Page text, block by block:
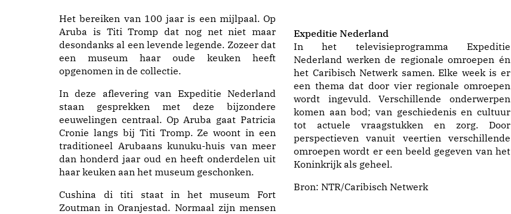
Het bereiken van 100 jaar is een mijlpaal. Op
Aruba is Titi Tromp dat nog net niet maar
desondanks al een levende legende. Zozeer dat
een museum haar oude keuken heeft
opgenomen in de collectie.
In deze aflevering van Expeditie Nederland
staan gesprekken met deze bijzondere
eeuwelingen centraal. Op Aruba gaat Patricia
Cronie langs bij Titi Tromp. Ze woont in een
traditioneel Arubaans kunuku-huis van meer
dan honderd jaar oud en heeft onderdelen uit
haar keuken aan het museum geschonken.
Cushina di titi staat in het museum Fort
Zoutman in Oranjestad. Normaal zijn mensen
Expeditie Nederland
In het televisieprogramma Expeditie
Nederland werken de regionale omroepen én
het Caribisch Netwerk samen. Elke week is er
een thema dat door vier regionale omroepen
wordt ingevuld. Verschillende onderwerpen
komen aan bod; van geschiedenis en cultuur
tot actuele vraagstukken en zorg. Door
perspectieven vanuit veertien verschillende
omroepen wordt er een beeld gegeven van het
Koninkrijk als geheel.
Bron: NTR/Caribisch Netwerk